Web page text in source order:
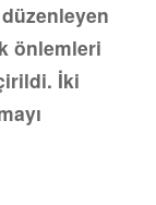
önlemleri
İki